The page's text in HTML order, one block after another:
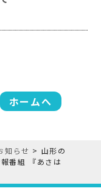
ホームへ
知らせ > 山形の
番組 『あさは